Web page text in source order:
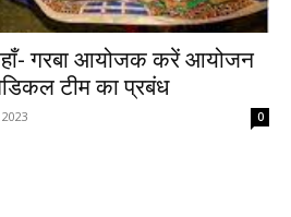
गरबा आयोजक करें आयोजन
टीम का प्रबंध
0